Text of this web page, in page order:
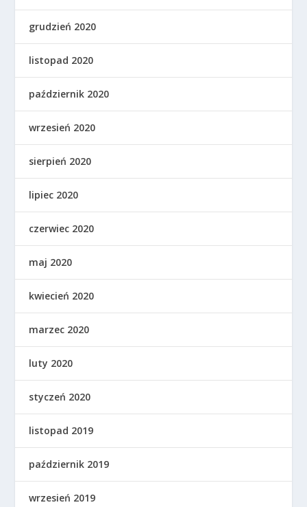
grudzień 2020
listopad 2020
październik 2020
wrzesień 2020
sierpień 2020
lipiec 2020
czerwiec 2020
maj 2020
kwiecień 2020
marzec 2020
luty 2020
styczeń 2020
listopad 2019
październik 2019
wrzesień 2019